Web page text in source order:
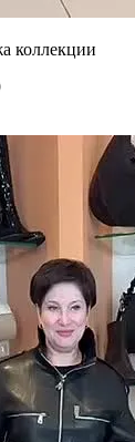
коллекции